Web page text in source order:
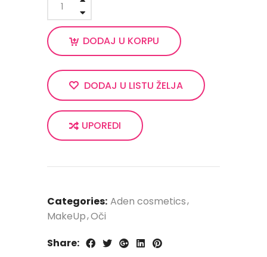
DODAJ U KORPU
DODAJ U LISTU ŽELJA
UPOREDI
Categories: Aden cosmetics
MakeUp Oči
Share: